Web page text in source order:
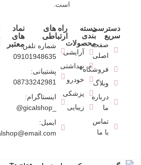
است.
دسترسی
سریع
صفحه
اصلی
فروشگاه
وبلاگ
درباره
ما
تماس
با ما
دسته
بندی
محصولات
آرایشی
بهداشتی
خودرو
پزشکی
زیبایی
راه های
ارتباطی
شماره تلفن:
09101948635
پشتیبانی:
08733242981
اینستاگرام:
_gicalshop@
ایمیل:
نماد
های
معتبر